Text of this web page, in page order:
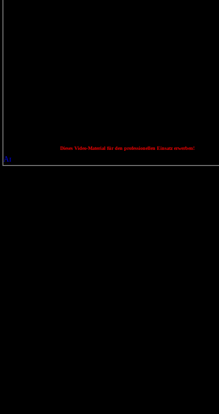
Dieses Video-Material für den professionellen Einsatz erwerben!